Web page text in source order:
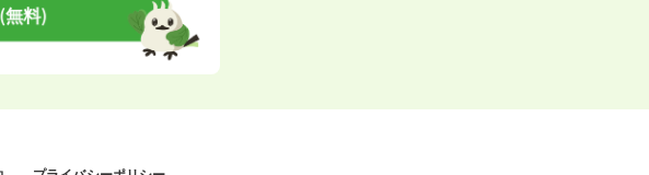
無料)